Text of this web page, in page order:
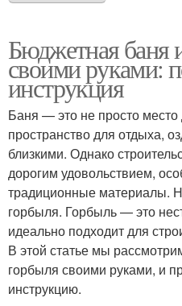
Бюджетная баня
своими руками:
инструкция
Баня — это не просто
пространство для отдыха,
близкими. Однако
дорогим удовольствием,
традиционные материалы.
горбыля. Горбыль — это
идеально подходит для
В этой статье мы
горбыля своими руками, и
инструкцию.